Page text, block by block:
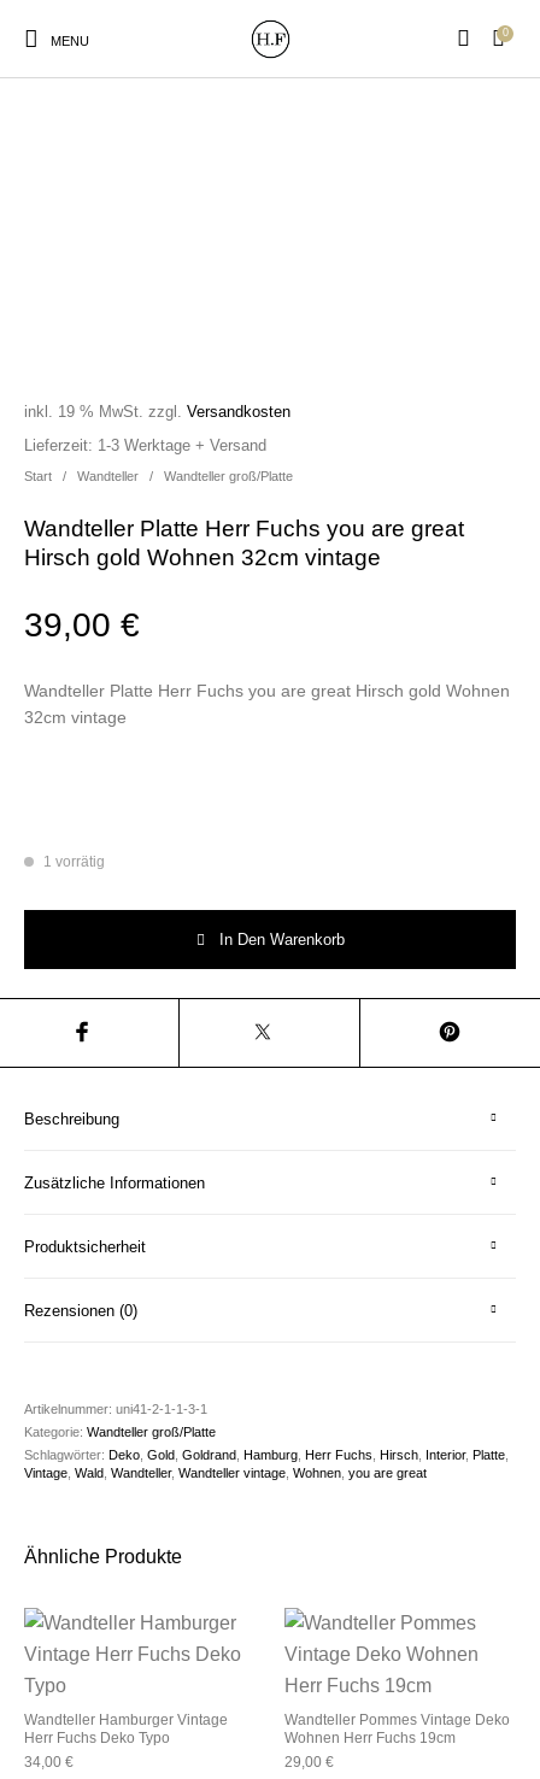
MENU
0
Poster&Notizbücher
für den Kopf
Start / Wandteller / Wandteller groß/Platte
Wandteller Platte Herr Fuchs you are great
Hirsch gold Wohnen 32cm vintage
39,00€
inkl. 19 % MwSt. zzgl.Versandkosten
Wandteller Platte Herr Fuchs you are great Hirsch gold Wohnen
32cm vintage
Lieferzeit: 1-3 Werktage + Versand
1 vorrätig
In Den Warenkorb
Beschreibung
Zusätzliche Informationen
Produktsicherheit
Rezensionen (0)
Artikelnummer:uni41-2-1-1-3-1
Kategorie:Wandteller groß/Platte
Schlagwörter:Deko ,Gold ,Goldrand ,Hamburg ,Herr Fuchs ,Hirsch Interior,Platte
Vintage ,Wald ,Wandteller,Wandteller vintage ,Wohnen ,you are great
Ähnliche Produkte
Wandteller Hamburger Vintage
Herr Fuchs Deko Typo
34,00€
Wandteller Pommes Vintage Deko
Wohnen Herr Fuchs 19cm
29,00 €